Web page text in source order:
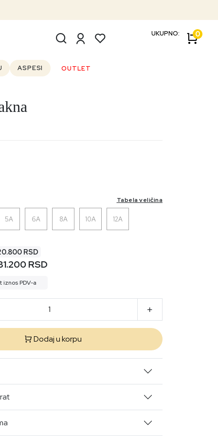
0
UKUPNO:
ASPESI OUTLET
Tabela veličina
5A 6A 8A 10A 12A
RSD
RSD
iznos PDV-a
Dodaj u korpu